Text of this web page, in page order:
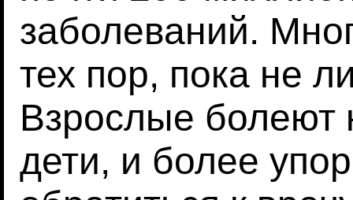
заболеваний.
тех пор, пока не
Взрослые болеют
дети, и более